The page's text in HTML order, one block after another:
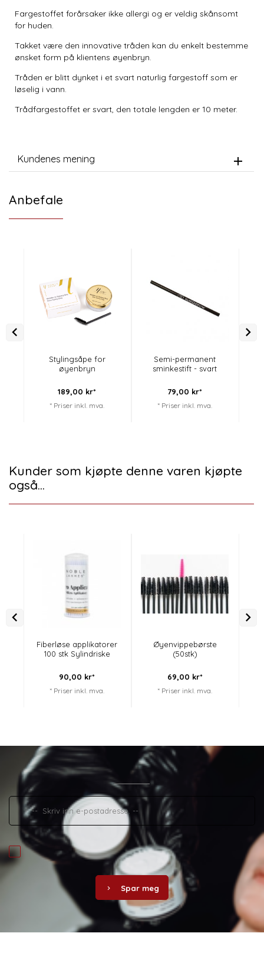
Fargestoffet forårsaker ikke allergi og er veldig skånsomt
for huden.
Takket være den innovative tråden kan du enkelt bestemme
ønsket form på klientens øyenbryn.
Tråden er blitt dynket i et svart naturlig fargestoff som er
løselig i vann.
Trådfargestoffet er svart, den totale lengden er 10 meter.
Kundenes mening
Anbefale
Stylingsåpe for
øyenbryn
189,00 kr*
* Priser inkl. mva.
Semi-permanent
sminkestift - svart
79,00 kr*
* Priser inkl. mva.
Kunder som kjøpte denne varen kjøpte
også...
Fiberløse applikatorer
100 stk Sylindriske
90,00 kr*
* Priser inkl. mva.
Øyenvippebørste
(50stk)
69,00 kr*
* Priser inkl. mva.
Spar meg